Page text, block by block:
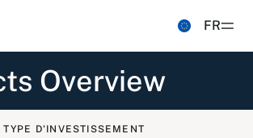
FR
éducation
Overview
TYPE D'INVESTISSEMENT